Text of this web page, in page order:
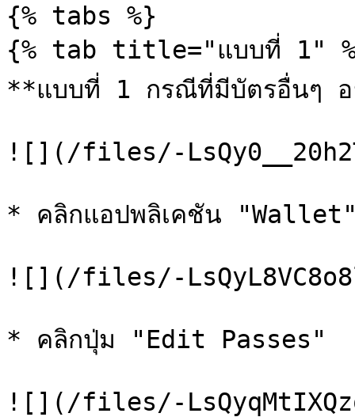
{% tabs %}
{% tab title="แบบที่ 1"
**แบบที่ 1 กรณีที่มีบัตรอื่นๆ อ
![](/files/-
* คลิกแอปพลิเคชัน
![](/files/-
* คลิกปุ่ม "Edit Passes"
![](/files/-